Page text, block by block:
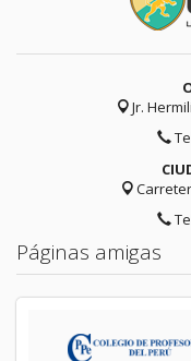
Jr.
Páginas amigas